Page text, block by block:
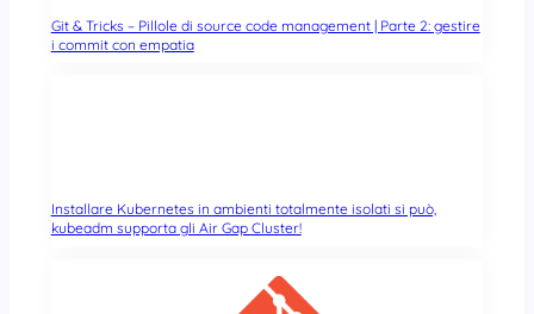
Git & Tricks – Pillole di source code management | Parte 2: gestire
i commit con empatia
Installare Kubernetes in ambienti totalmente isolati si può,
kubeadm supporta gli Air Gap Cluster!